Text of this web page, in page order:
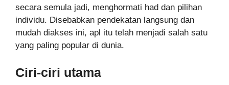
secara semula jadi, menghormati had dan pilihan
individu. Disebabkan pendekatan langsung dan
mudah diakses ini, apl itu telah menjadi salah satu
yang paling popular di dunia.
Ciri-ciri utama